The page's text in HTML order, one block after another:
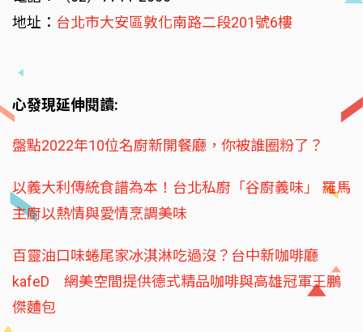
地址： 台北市大安區敦化南路二段201號6樓
心發現延伸閱讀:
盤點2022年10位名廚新開餐廳，你被誰圈粉了？
以義大利傳統食譜為本！台北私廚「谷廚義味」 羅馬
主廚以熱情與愛情烹調美味
百靈油口味蜷尾家冰淇淋吃過沒？台中新咖啡廳
kafeD 網美空間提供德式精品咖啡與高雄冠軍王鵬
傑麵包